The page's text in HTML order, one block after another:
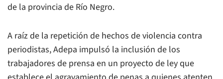
de la provincia de Río Negro.
A raíz de la repetición de hechos de violencia contra
periodistas, Adepa impulsó la inclusión de los
trabajadores de prensa en un proyecto de ley que